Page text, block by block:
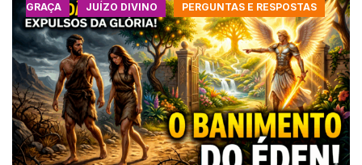
GRAÇA JUÍZO DIVINO PERGUNTAS E RESPOSTAS